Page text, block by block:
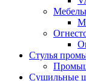
Стулья
Сушильные